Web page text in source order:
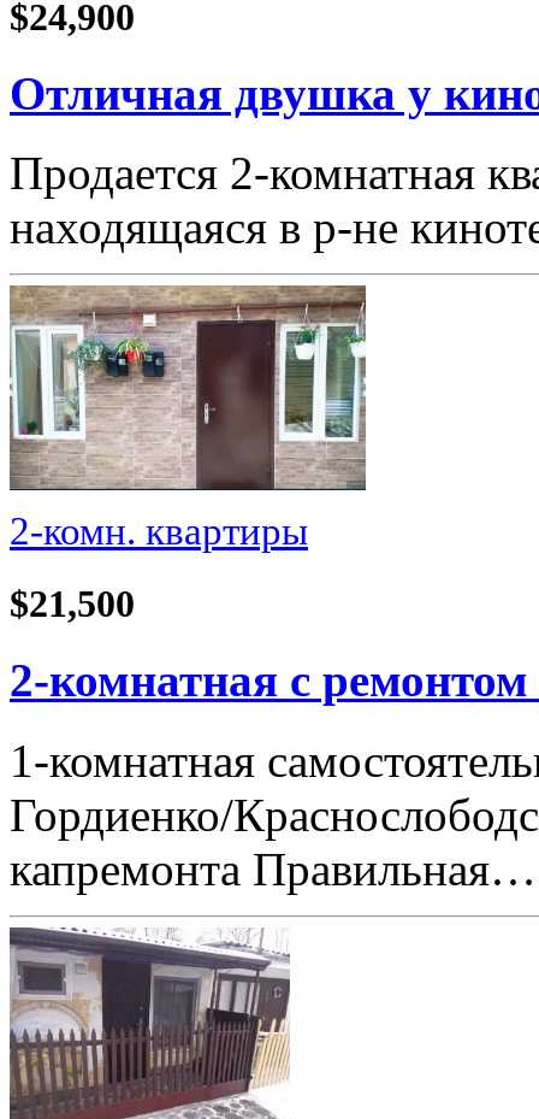
$24,900
Отличная двушка у
Продается 2-комнатная
находящаяся в р-не
2-комн. квартиры
$21,500
2-комнатная с
1-комнатная
Гордиенко/
капремонта Правильная…